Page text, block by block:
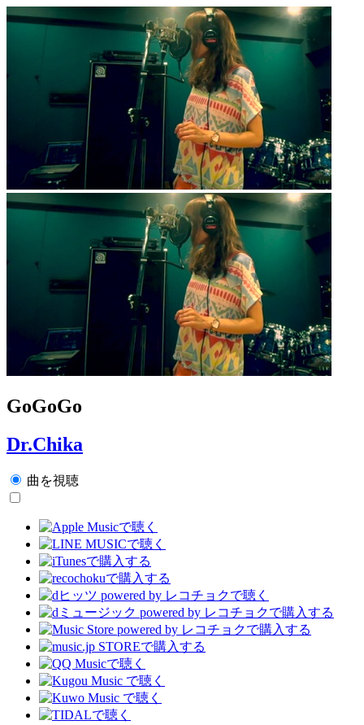
GoGoGo
Dr.Chika
曲を視聴